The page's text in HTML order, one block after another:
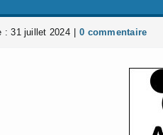
: 31 juillet 2024 0 commentaire